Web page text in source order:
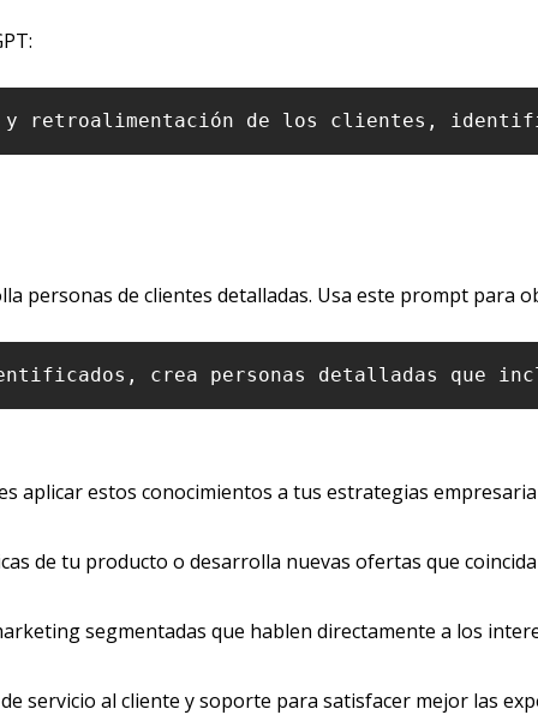
retroalimentación de los clientes,
personas de clientes detalladas. Usa este prompt para
crea personas detalladas que
aplicar estos conocimientos a tus estrategias
de tu producto o desarrolla nuevas ofertas que
segmentadas que hablen directamente a los
servicio al cliente y soporte para satisfacer mejor las